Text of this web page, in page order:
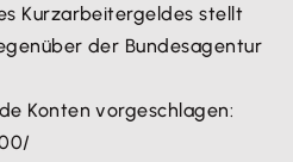
ohne Kurzarbeit (Soll-
Quarantäne)
Kurzarbeitergeldes stellt
der Bundesagentur
Konten vorgeschlagen: